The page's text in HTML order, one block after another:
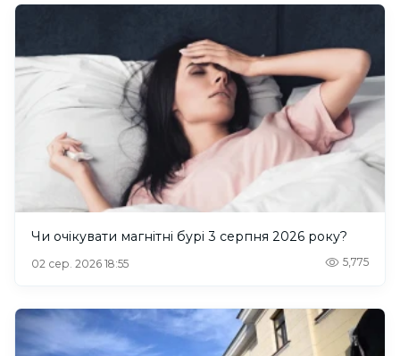
Чи очікувати магнітні бурі 3 серпня 2026 року?
02 сер. 2026 18:55 5,775